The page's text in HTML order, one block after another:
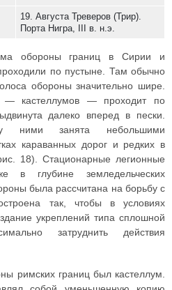
19. Августа Треверов (Трир).
Порта Нигра, III в. н.э.
обороны границ в Сирии и
по пустыне. Там обычно
обороны значительно шире.
— кастеллумов — проходит по
далеко вперед в пески.
ними занята небольшими
караванных дорог и редких в
18). Стационарные легионные
в глубине земледельческих
была рассчитана на борьбу с
так, чтобы в условиях
укреплений типа сплошной
затруднить действия
римских границ был кастеллум.